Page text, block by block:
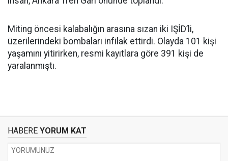
Miting öncesi kalabalığın arasına sızan iki IŞİD’li,
üzerilerindeki bombaları infilak ettirdi. Olayda 101 kişi
yaşamını yitirirken, resmi kayıtlara göre 391 kişi de
yaralanmıştı.
HABERE YORUM KAT